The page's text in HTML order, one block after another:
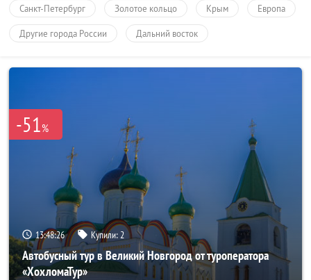
Санкт-Петербург Золотое кольцо Крым Европа
Другие города России Дальний восток
-51%
13:48:25 Купили: 2
Автобусный тур в Великий Новгород от туроператора
«ХохломаТур»